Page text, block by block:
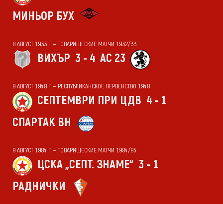
МИНЬОР БУХ
8 АВГУСТ 1933 Г. — ТОВАРИЩЕСКИЕ МАТЧИ 1932/33
ВИХЪР 3 - 4 АС 23
8 АВГУСТ 1948 Г. — РЕСПУБЛИКАНСКОЕ ПЕРВЕНСТВО 1948
СЕПТЕМВРИ ПРИ ЦДВ 4 - 1
СПАРТАК ВН
8 АВГУСТ 1984 Г. — ТОВАРИЩЕСКИЕ МАТЧИ 1984/85
ЦСКА „СЕПТ. ЗНАМЕ“ 3 - 1
РАДНИЧКИ